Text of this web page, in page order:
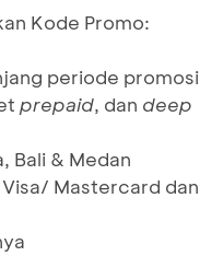
Kode Promo:
periode promosi
prepaid, dan deep
Bali & Medan
Mastercard dan